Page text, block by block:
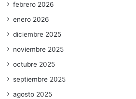
febrero 2026
enero 2026
diciembre 2025
noviembre 2025
octubre 2025
septiembre 2025
agosto 2025